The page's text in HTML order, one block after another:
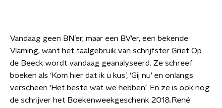
Vandaag geen BN’er, maar een BV’er, een bekende
Vlaming, want het taalgebruik van schrijfster Griet Op
de Beeck wordt vandaag geanalyseerd. Ze schreef
boeken als ‘Kom hier dat ik u kus’, ‘Gij nu’ en onlangs
verscheen ‘Het beste wat we hebben’. En ze is ook nog
de schrijver het Boekenweekgeschenk 2018.René